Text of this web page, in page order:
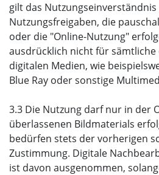
gilt das
Nutzungsfreigaben, die
oder die "Online-Nutzung"
ausdrücklich nicht für
digitalen Medien, wie
Blue Ray oder sonstige
3.3 Die Nutzung darf nur in der
überlassenen Bildmaterials
bedürfen stets der vorherigen
Zustimmung. Digitale
ist davon ausgenommen,